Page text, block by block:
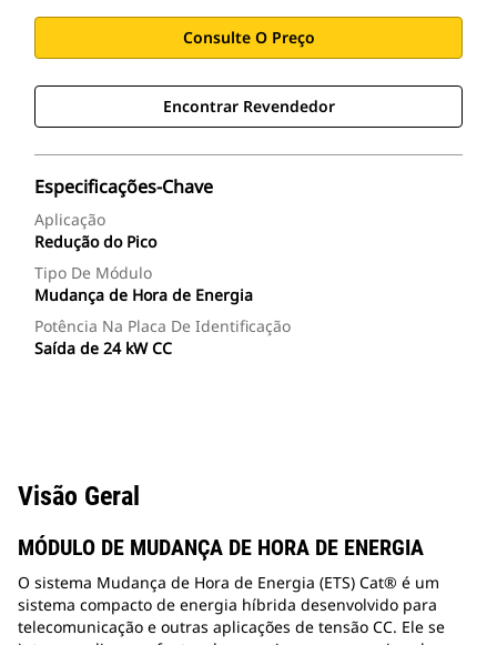
Consulte O Preço
Encontrar Revendedor
Especificações-Chave
Aplicação
Redução do Pico
Tipo De Módulo
Mudança de Hora de Energia
Potência Na Placa De Identificação
Saída de 24 kW CC
Visão Geral
MÓDULO DE MUDANÇA DE HORA DE ENERGIA
O sistema Mudança de Hora de Energia (ETS) Cat® é um
sistema compacto de energia híbrida desenvolvido para
telecomunicação e outras aplicações de tensão CC. Ele se